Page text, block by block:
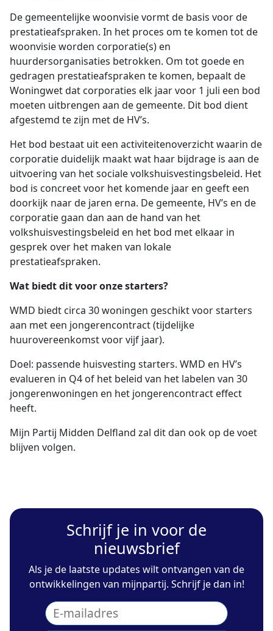
De gemeentelijke woonvisie vormt de basis voor de
prestatieafspraken. In het proces om te komen tot de
woonvisie worden corporatie(s) en
huurdersorganisaties betrokken. Om tot goede en
gedragen prestatieafspraken te komen, bepaalt de
Woningwet dat corporaties elk jaar voor 1 juli een bod
moeten uitbrengen aan de gemeente. Dit bod dient
afgestemd te zijn met de HV’s.
Het bod bestaat uit een activiteitenoverzicht waarin de
corporatie duidelijk maakt wat haar bijdrage is aan de
uitvoering van het sociale volkshuisvestingsbeleid. Het
bod is concreet voor het komende jaar en geeft een
doorkijk naar de jaren erna. De gemeente, HV’s en de
corporatie gaan dan aan de hand van het
volkshuisvestingsbeleid en het bod met elkaar in
gesprek over het maken van lokale
prestatieafspraken.
Wat biedt dit voor onze starters?
WMD biedt circa 30 woningen geschikt voor starters
aan met een jongerencontract (tijdelijke
huurovereenkomst voor vijf jaar).
Doel: passende huisvesting starters. WMD en HV’s
evalueren in Q4 of het beleid van het labelen van 30
jongerenwoningen en het jongerencontract effect
heeft.
Mijn Partij Midden Delfland zal dit dan ook op de voet
blijven volgen.
Schrijf je in voor de
nieuwsbrief
Als je de laatste updates wilt ontvangen van de
ontwikkelingen van mijnpartij. Schrijf je dan in!